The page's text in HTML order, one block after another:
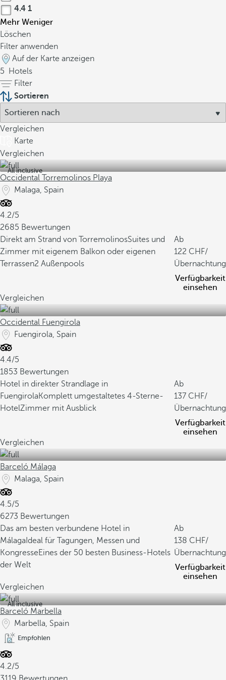
4.4 1
Mehr Weniger
Löschen
Filter anwenden
Auf der Karte anzeigen
5
Hotels
Filter
Sortieren
Vergleichen
Karte
Vergleichen
All inclusive
Occidental Torremolinos Playa
Malaga, Spain
4.2/5
2685 Bewertungen
Direkt am Strand von TorremolinosSuites und
Zimmer mit eigenem Balkon oder eigenen
Terrassen2 Außenpools
Ab
122
/
Übernachtung
Verfügbarkeit
einsehen
Vergleichen
Occidental Fuengirola
Fuengirola, Spain
4.4/5
1853 Bewertungen
Hotel in direkter Strandlage in
FuengirolaKomplett umgestaltetes 4-Sterne-
HotelZimmer mit Ausblick
Ab
137
/
Übernachtung
Verfügbarkeit
einsehen
Vergleichen
Barceló Málaga
Malaga, Spain
4.5/5
6273 Bewertungen
Das am besten verbundene Hotel in
Málaga Ideal für Tagungen, Messen und
KongresseEines der 50 besten Business-Hotels
der Welt
Ab
138
/
Übernachtung
Verfügbarkeit
einsehen
Vergleichen
All inclusive
Barceló Marbella
Marbella, Spain
Empfohlen
4.2/5